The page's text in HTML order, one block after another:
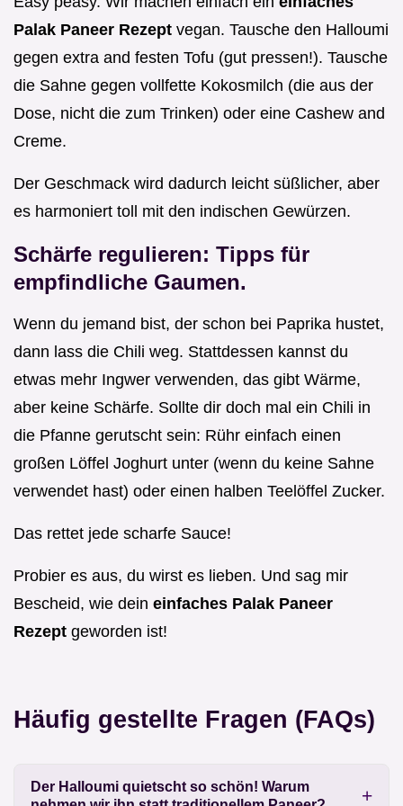
Palak Paneer Rezept vegan. Tausche den Halloumi
gegen extra and festen Tofu (gut pressen!). Tausche
die Sahne gegen vollfette Kokosmilch (die aus der
Dose, nicht die zum Trinken) oder eine Cashew and
Creme.
Der Geschmack wird dadurch leicht süßlicher, aber
es harmoniert toll mit den indischen Gewürzen.
Schärfe regulieren: Tipps für
empfindliche Gaumen.
Wenn du jemand bist, der schon bei Paprika hustet,
dann lass die Chili weg. Stattdessen kannst du
etwas mehr Ingwer verwenden, das gibt Wärme,
aber keine Schärfe. Sollte dir doch mal ein Chili in
die Pfanne gerutscht sein: Rühr einfach einen
großen Löffel Joghurt unter (wenn du keine Sahne
verwendet hast) oder einen halben Teelöffel Zucker.
Das rettet jede scharfe Sauce!
Probier es aus, du wirst es lieben. Und sag mir
Bescheid, wie dein einfaches Palak Paneer
Rezept geworden ist!
Häufig gestellte Fragen (FAQs)
Der Halloumi quietscht so schön! Warum